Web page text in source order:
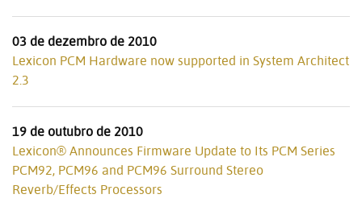
03 de dezembro de 2010
Lexicon PCM Hardware now supported in System Architect
2.3
19 de outubro de 2010
Lexicon® Announces Firmware Update to Its PCM Series
PCM92, PCM96 and PCM96 Surround Stereo
Reverb/Effects Processors